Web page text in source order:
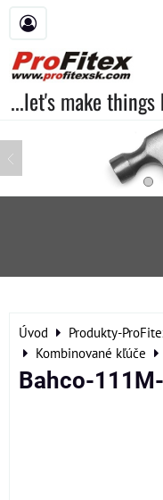
...let's make
Úvod Produkty-
Kombinované kľúče
Bahco-